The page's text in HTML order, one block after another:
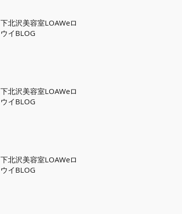
下北沢美容室LOAWeロ
ウイBLOG
下北沢美容室LOAWeロ
ウイBLOG
下北沢美容室LOAWeロ
ウイBLOG